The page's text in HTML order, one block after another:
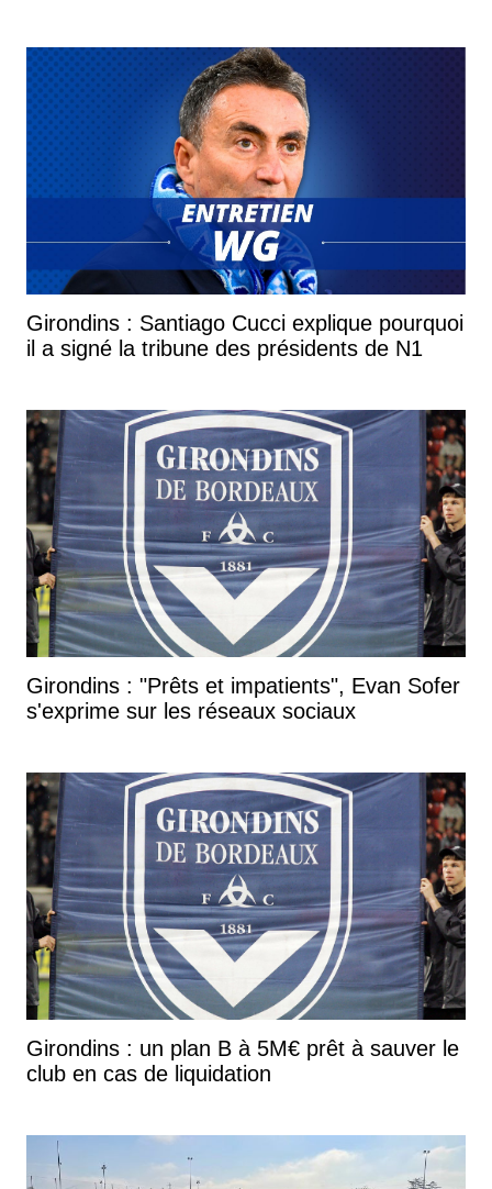
Girondins : Santiago Cucci explique pourquoi
il a signé la tribune des présidents de N1
Girondins : "Prêts et impatients", Evan Sofer
s'exprime sur les réseaux sociaux
Girondins : un plan B à 5M€ prêt à sauver le
club en cas de liquidation